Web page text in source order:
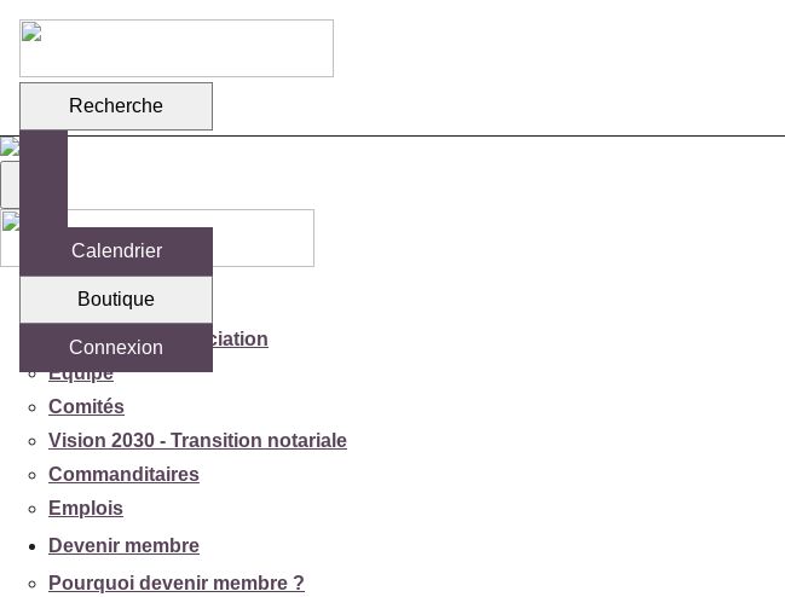
Recherche
Calendrier
Boutique
Connexion
Votre association
Mission de l'association
Équipe
Comités
Vision 2030 - Transition notariale
Commanditaires
Emplois
Devenir membre
Pourquoi devenir membre ?